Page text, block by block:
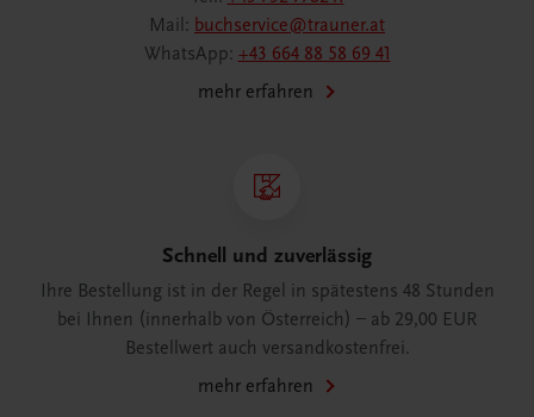
Mail: buchservice@trauner.at
WhatsApp: +43 664 88 58 69 41
mehr erfahren
Schnell und zuverlässig
Ihre Bestellung ist in der Regel in spätestens 48 Stunden
bei Ihnen (innerhalb von Österreich) – ab 29,00 EUR
Bestellwert auch versandkostenfrei.
mehr erfahren